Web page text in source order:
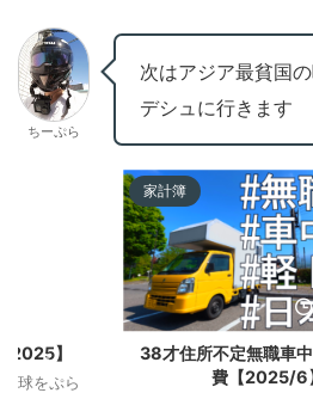
ちーぷら
次はアジア最貧国
デシュに行きます
2025】
球をぷら
家計簿
38才住所不定無職車
費【2025/6】